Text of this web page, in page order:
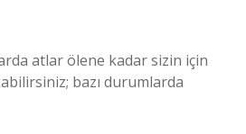
atlar ölene kadar sizin için
bazı durumlarda